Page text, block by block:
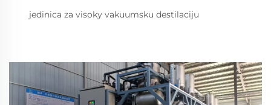
jedinica za visokу vakuumsku destilaciju